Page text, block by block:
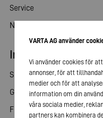
Service
News
Investor relations
Share
General meeting
Financial calendar
VARTA AG använder
Vi använder cookies för
annonser, för att
medier och för att
information om din
våra sociala medier,
partners kan kombinera